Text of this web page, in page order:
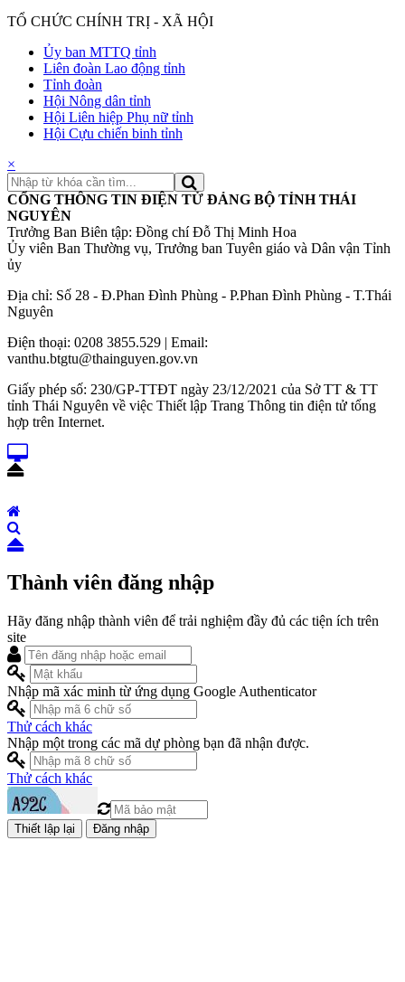
TỔ CHỨC CHÍNH TRỊ - XÃ HỘI
Ủy ban MTTQ tỉnh
Liên đoàn Lao động tỉnh
Tỉnh đoàn
Hội Nông dân tỉnh
Hội Liên hiệp Phụ nữ tỉnh
Hội Cựu chiến binh tỉnh
×
CỔNG THÔNG TIN ĐIỆN TỬ ĐẢNG BỘ TỈNH THÁI
NGUYÊN
Trưởng Ban Biên tập: Đồng chí Đỗ Thị Minh Hoa
Ủy viên Ban Thường vụ, Trưởng ban Tuyên giáo và Dân vận Tỉnh
ủy
Địa chỉ: Số 28 - Đ.Phan Đình Phùng - P.Phan Đình Phùng - T.Thái
Nguyên
Điện thoại: 0208 3855.529 | Email:
vanthu.btgtu@thainguyen.gov.vn
Giấy phép số: 230/GP-TTĐT ngày 23/12/2021 của Sở TT & TT
tỉnh Thái Nguyên về việc Thiết lập Trang Thông tin điện tử tổng
hợp trên Internet.
Thành viên đăng nhập
Hãy đăng nhập thành viên để trải nghiệm đầy đủ các tiện ích trên
site
Nhập mã xác minh từ ứng dụng Google Authenticator
Thử cách khác
Nhập một trong các mã dự phòng bạn đã nhận được.
Thử cách khác
Đăng nhập